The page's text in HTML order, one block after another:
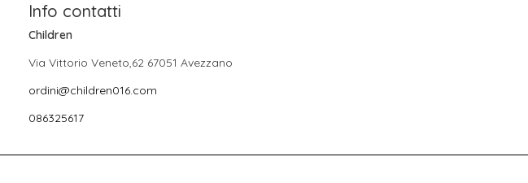
Info contatti
Children
Via Vittorio Veneto,62 67051 Avezzano
ordini@children016.com
086325617